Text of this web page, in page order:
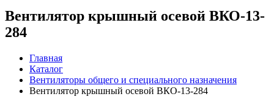
Вентилятор крышный осевой ВКО-13-
284
Главная
Каталог
Вентиляторы общего и специального назначения
Вентилятор крышный осевой ВКО-13-284